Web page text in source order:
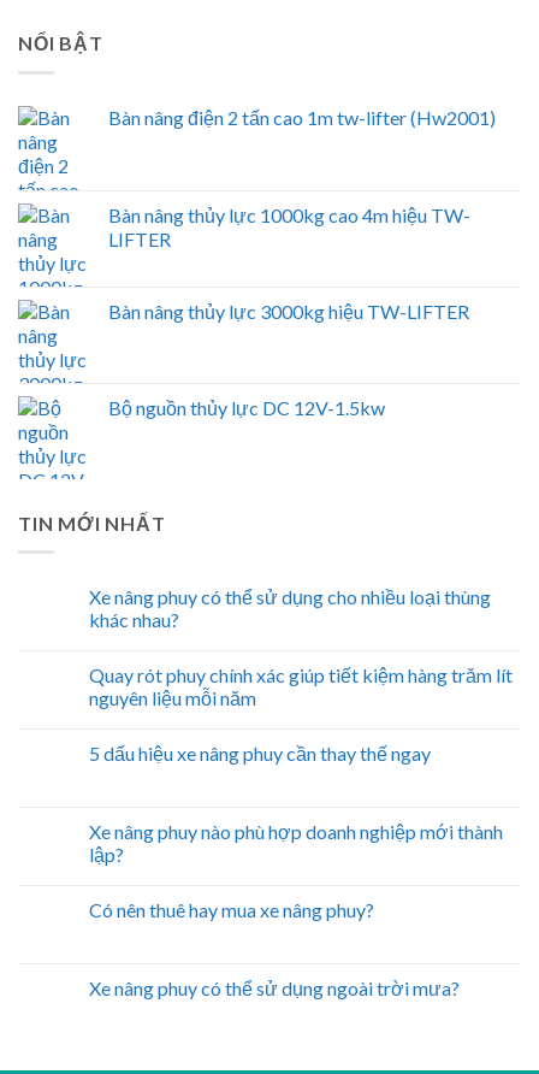
NỔI BẬT
Bàn nâng điện 2 tấn cao 1m tw-lifter (Hw2001)
Bàn nâng thủy lực 1000kg cao 4m hiệu TW-
LIFTER
Bàn nâng thủy lực 3000kg hiệu TW-LIFTER
Bộ nguồn thủy lực DC 12V-1.5kw
TIN MỚI NHẤT
Xe nâng phuy có thể sử dụng cho nhiều loại thùng
khác nhau?
Quay rót phuy chính xác giúp tiết kiệm hàng trăm lít
nguyên liệu mỗi năm
5 dấu hiệu xe nâng phuy cần thay thế ngay
Xe nâng phuy nào phù hợp doanh nghiệp mới thành
lập?
Có nên thuê hay mua xe nâng phuy?
Xe nâng phuy có thể sử dụng ngoài trời mưa?